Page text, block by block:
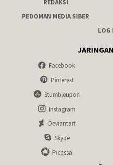
REDAKSI
PEDOMAN MEDIA SIBER
LOG
Facebook
Pinterest
Stumbleupon
Instagram
Deviantart
Skype
Picassa